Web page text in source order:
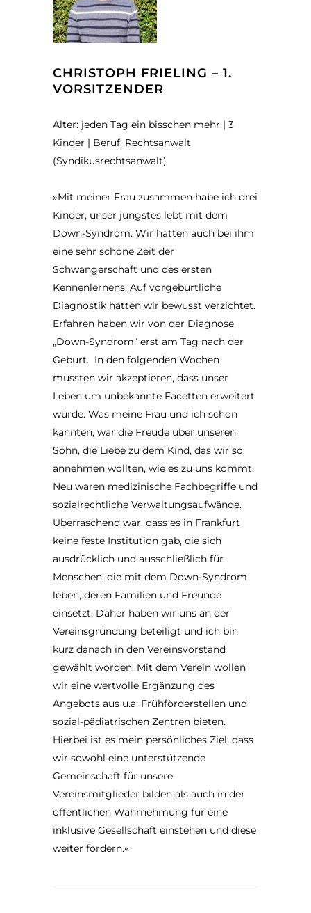
CHRISTOPH FRIELING – 1.
VORSITZENDER
Alter: jeden Tag ein bisschen mehr | 3
Kinder | Beruf: Rechtsanwalt
(Syndikusrechtsanwalt)
»Mit meiner Frau zusammen habe ich drei
Kinder, unser jüngstes lebt mit dem
Down-Syndrom. Wir hatten auch bei ihm
eine sehr schöne Zeit der
Schwangerschaft und des ersten
Kennenlernens. Auf vorgeburtliche
Diagnostik hatten wir bewusst verzichtet.
Erfahren haben wir von der Diagnose
„Down-Syndrom“ erst am Tag nach der
Geburt. In den folgenden Wochen
mussten wir akzeptieren, dass unser
Leben um unbekannte Facetten erweitert
würde. Was meine Frau und ich schon
kannten, war die Freude über unseren
Sohn, die Liebe zu dem Kind, das wir so
annehmen wollten, wie es zu uns kommt.
Neu waren medizinische Fachbegriffe und
sozialrechtliche Verwaltungsaufwände.
Überraschend war, dass es in Frankfurt
keine feste Institution gab, die sich
ausdrücklich und ausschließlich für
Menschen, die mit dem Down-Syndrom
leben, deren Familien und Freunde
einsetzt. Daher haben wir uns an der
Vereinsgründung beteiligt und ich bin
kurz danach in den Vereinsvorstand
gewählt worden. Mit dem Verein wollen
wir eine wertvolle Ergänzung des
Angebots aus u.a. Frühförderstellen und
sozial-pädiatrischen Zentren bieten.
Hierbei ist es mein persönliches Ziel, dass
wir sowohl eine unterstützende
Gemeinschaft für unsere
Vereinsmitglieder bilden als auch in der
öffentlichen Wahrnehmung für eine
inklusive Gesellschaft einstehen und diese
weiter fördern.«